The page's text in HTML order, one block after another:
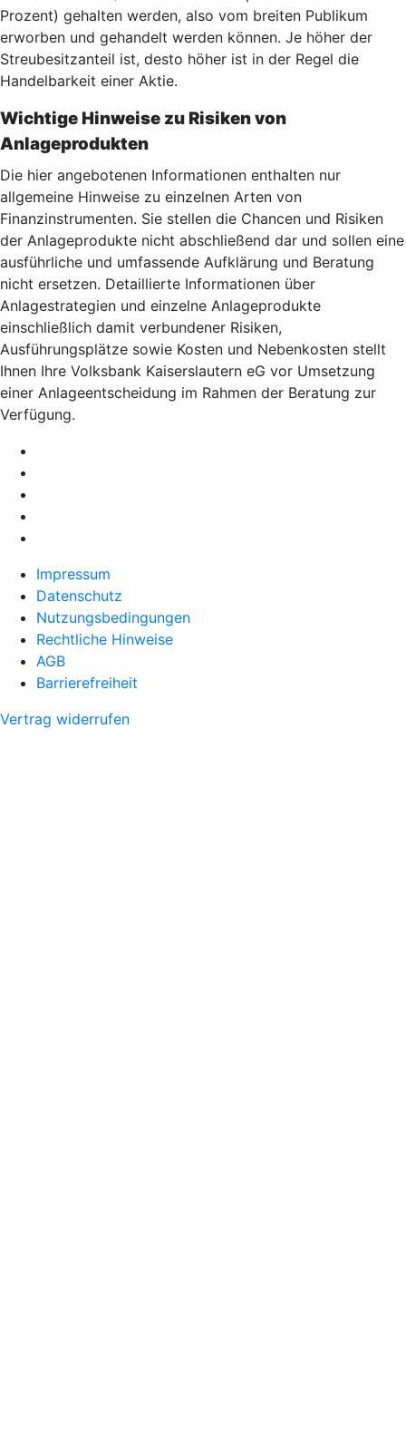
Prozent) gehalten werden, also vom breiten Publikum
erworben und gehandelt werden können. Je höher der
Streubesitzanteil ist, desto höher ist in der Regel die
Handelbarkeit einer Aktie.
Wichtige Hinweise zu Risiken von
Anlageprodukten
Die hier angebotenen Informationen enthalten nur
allgemeine Hinweise zu einzelnen Arten von
Finanzinstrumenten. Sie stellen die Chancen und Risiken
der Anlageprodukte nicht abschließend dar und sollen eine
ausführliche und umfassende Aufklärung und Beratung
nicht ersetzen. Detaillierte Informationen über
Anlagestrategien und einzelne Anlageprodukte
einschließlich damit verbundener Risiken,
Ausführungsplätze sowie Kosten und Nebenkosten stellt
Ihnen Ihre Volksbank Kaiserslautern eG vor Umsetzung
einer Anlageentscheidung im Rahmen der Beratung zur
Verfügung.
Impressum
Datenschutz
Nutzungsbedingungen
Rechtliche Hinweise
AGB
Barrierefreiheit
Vertrag widerrufen